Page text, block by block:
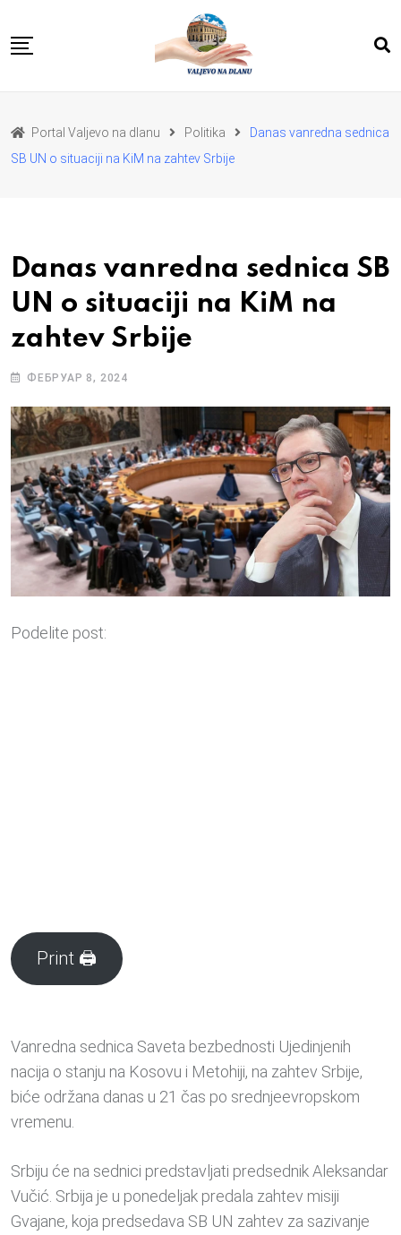
to
REGION
PRIVREDA
POLITIKA
EKOLOGIJA
O NAMA
Portal Valjevo na dlanu Politika
Danas vanredna sednica
SB UN o situaciji na KiM na zahtev Srbije
Danas vanredna sednica SB
UN o situaciji na KiM na
zahtev Srbije
ФЕБРУАР 8, 2024
Podelite post:
Print 🖨
Vanredna sednica Saveta bezbednosti Ujedinjenih
nacija o stanju na Kosovu i Metohiji, na zahtev Srbije,
biće održana danas u 21 čas po srednjeevropskom
vremenu.
Srbiju će na sednici predstavljati predsednik Aleksandar
Vučić. Srbija je u ponedeljak predala zahtev misiji
Gvajane, koja predsedava SB UN zahtev za sazivanje